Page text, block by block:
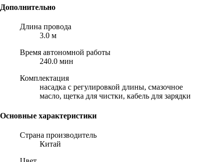
Дополнительно
Длина провода
3.0 м
Время автономной работы
240.0 мин
Комплектация
насадка с регулировкой длины, смазочное
масло, щетка для чистки, кабель для зарядки
Основные характеристики
Страна производитель
Китай